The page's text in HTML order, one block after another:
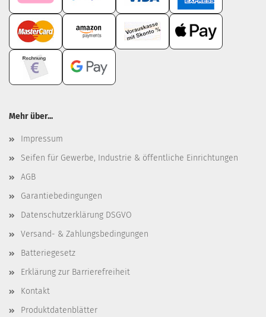
Mehr über...
Impressum
Seifen für Gewerbe, Industrie & öffentliche Einrichtungen
AGB
Garantiebedingungen
Datenschutzerklärung DSGVO
Versand- & Zahlungsbedingungen
Batteriegesetz
Erklärung zur Barrierefreiheit
Kontakt
Produktdatenblätter